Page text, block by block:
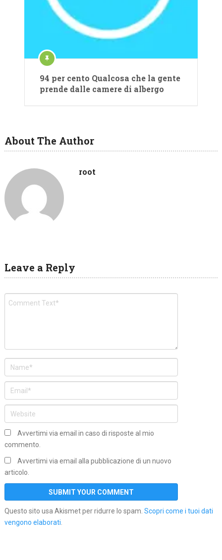
94 per cento Qualcosa che la gente
prende dalle camere di albergo
About The Author
root
Leave a Reply
Avvertimi via email in caso di risposte al mio
commento.
Avvertimi via email alla pubblicazione di un nuovo
articolo.
Questo sito usa Akismet per ridurre lo spam. Scopri come i tuoi dati
vengono elaborati.